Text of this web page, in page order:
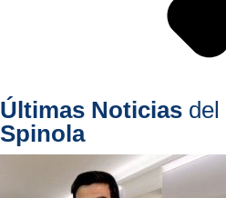
Últimas Noticias del
Spinola